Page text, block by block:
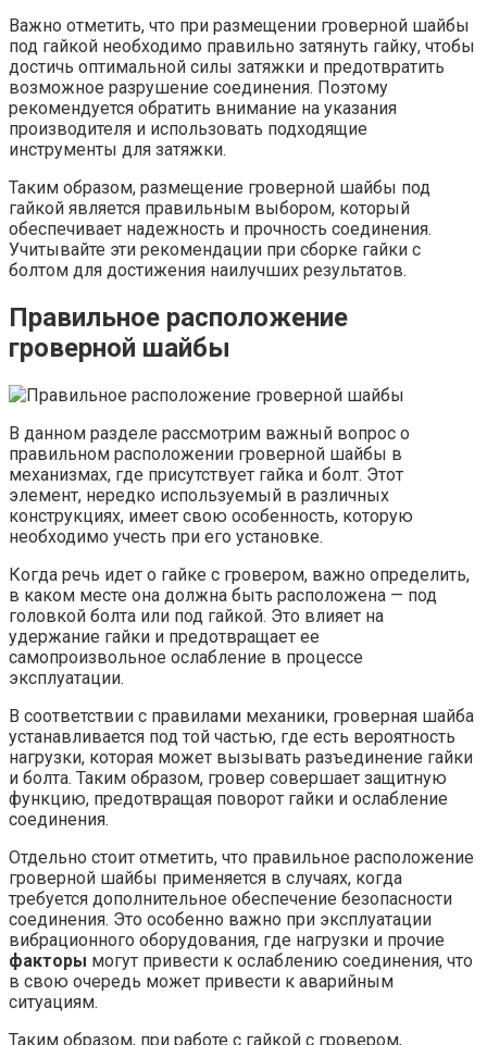
Важно отметить, что при размещении гроверной шайбы
под гайкой необходимо правильно затянуть гайку, чтобы
достичь оптимальной силы затяжки и предотвратить
возможное разрушение соединения. Поэтому
рекомендуется обратить внимание на указания
производителя и использовать подходящие
инструменты для затяжки.
Таким образом, размещение гроверной шайбы под
гайкой является правильным выбором, который
обеспечивает надежность и прочность соединения.
Учитывайте эти рекомендации при сборке гайки с
болтом для достижения наилучших результатов.
Правильное расположение
гроверной шайбы
В данном разделе рассмотрим важный вопрос о
правильном расположении гроверной шайбы в
механизмах, где присутствует гайка и болт. Этот
элемент, нередко используемый в различных
конструкциях, имеет свою особенность, которую
необходимо учесть при его установке.
Когда речь идет о гайке с гровером, важно определить,
в каком месте она должна быть расположена — под
головкой болта или под гайкой. Это влияет на
удержание гайки и предотвращает ее
самопроизвольное ослабление в процессе
эксплуатации.
В соответствии с правилами механики, гроверная шайба
устанавливается под той частью, где есть вероятность
нагрузки, которая может вызывать разъединение гайки
и болта. Таким образом, гровер совершает защитную
функцию, предотвращая поворот гайки и ослабление
соединения.
Отдельно стоит отметить, что правильное расположение
гроверной шайбы применяется в случаях, когда
требуется дополнительное обеспечение безопасности
соединения. Это особенно важно при эксплуатации
вибрационного оборудования, где нагрузки и прочие
факторы могут привести к ослаблению соединения, что
в свою очередь может привести к аварийным
ситуациям.
Таким образом, при работе с гайкой с гровером,